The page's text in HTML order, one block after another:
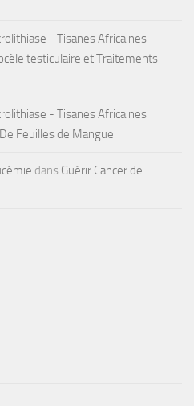
- Tisanes Africaines
testiculaire et Traitements
- Tisanes Africaines
Feuilles de Mangue
dans Guérir Cancer de